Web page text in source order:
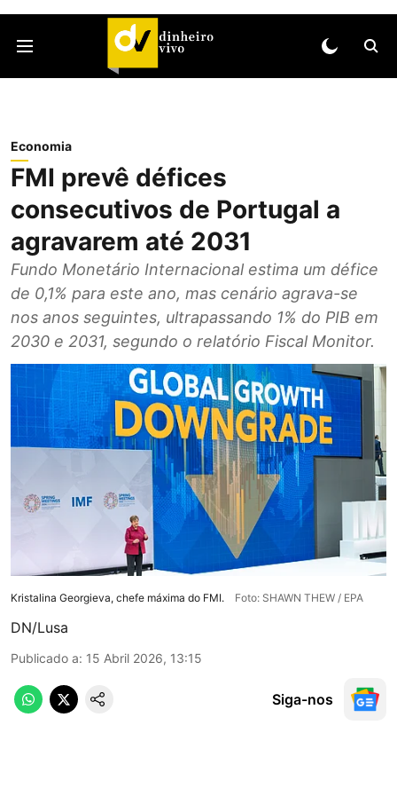
Economia
FMI prevê défices
consecutivos de Portugal a
agravarem até 2031
Fundo Monetário Internacional estima um défice
de 0,1% para este ano, mas cenário agrava-se
nos anos seguintes, ultrapassando 1% do PIB em
2030 e 2031, segundo o relatório Fiscal Monitor.
Kristalina Georgieva, chefe máxima do FMI. Foto: SHAWN THEW / EPA
DN/Lusa
Publicado a: 15 Abril 2026, 13:15
Siga-nos